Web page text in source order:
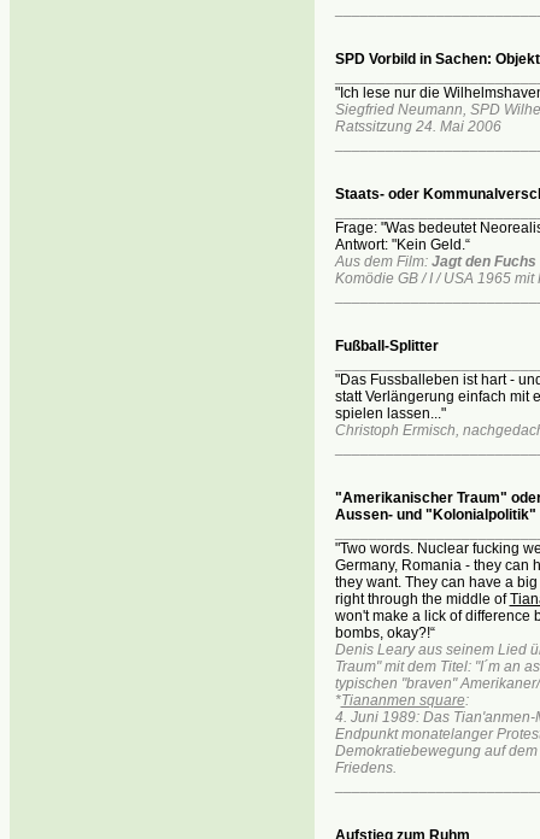
SPD Vorbild in Sachen:
"Ich lese nur die
Siegfried Neumann, SPD
Ratssitzung 24. Mai 2006
Staats- oder
Frage: "Was bedeutet
Antwort: "Kein Geld.“
Aus dem Film: Jagt den Fuchs
Komödie GB / I / USA 1965
Fußball-Splitter
"Das Fussballeben ist hart -
statt Verlängerung einfach mit
spielen lassen..."
Christoph Ermisch,
"Amerikanischer Traum"
Aussen- und "Kolonialpolitik"
"Two words. Nuclear fucking
Germany, Romania - they can
they want. They can have a
right through the middle of
won't make a lick of difference
bombs, okay?!“
Denis Leary aus seinem Lied
Traum" mit dem Titel: "I´m an
typischen "braven"
*Tiananmen square:
4. Juni 1989: Das
Endpunkt monatelanger
Demokratiebewegung auf
Friedens.